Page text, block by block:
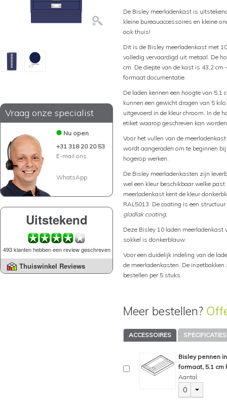
Vraag onze specialist
Nu open
+31 318 20 20 53
E-mail ons
WhatsApp
Uitstekend
493 klanten hebben een review geschreven
Thuiswinkel Reviews
De Bisley meerladenkast is
kleine bureauaccessoires en kleine
ook thuis!
Dit is de Bisley meerladenkast met
volledig vervaardigd uit metaal. De
cm. De diepte van de kast is 43,2
formaat documentatie.
De laden kennen een hoogte van
kunnen een gewicht dragen van 5
uitgevoerd in de kleur chroom. In de
etiket waarop geschreven kan
Voor het vullen van de
wordt aangeraden om te beginnen
hogerop werken.
De Bisley meerladenkasten zijn
wel een kleur beschikbaar welke
meerladenkast kent de kleur
RAL5013. De coating is een
gladlak coating.
Deze Bisley 10 laden meerladenkast
sokkel is donkerblauw.
Voor een duidelijk indeling van de
de meerladenkasten. De
bestellen per 5 stuks.
Meer bestellen?
ACCESSOIRES SPECIFICATIES
Bisley pennen
formaat, 5.1 cm
Aantal
0